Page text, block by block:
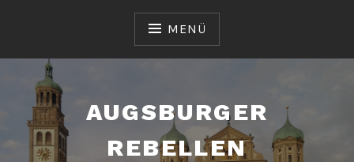
MENÜ
AUGSBURGER
REBELLEN